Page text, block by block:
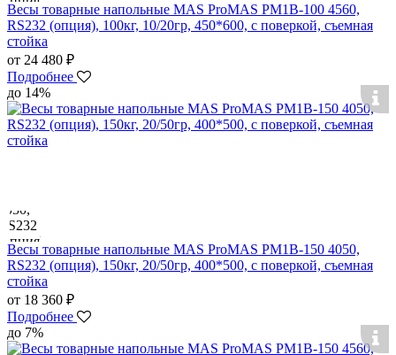
Весы товарные напольные MAS ProMAS PM1B-100 4560,
RS232 (опция), 100кг, 10/20гр, 450*600, с поверкой, съемная
стойка
от 24 480 ₽
Подробнее
до 14%
Весы товарные напольные MAS ProMAS PM1B-150 4050,
RS232 (опция), 150кг, 20/50гр, 400*500, с поверкой, съемная
стойка
от 18 360 ₽
Подробнее
до 7%